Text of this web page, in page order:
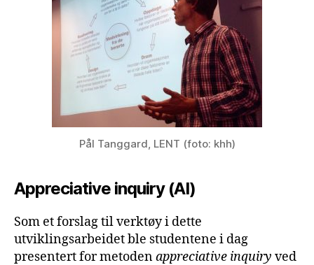
Pål Tanggard, LENT (foto: khh)
Appreciative inquiry (AI)
Som et forslag til verktøy i dette
utviklingsarbeidet ble studentene i dag
presentert for metodenappreciative inquiry ved